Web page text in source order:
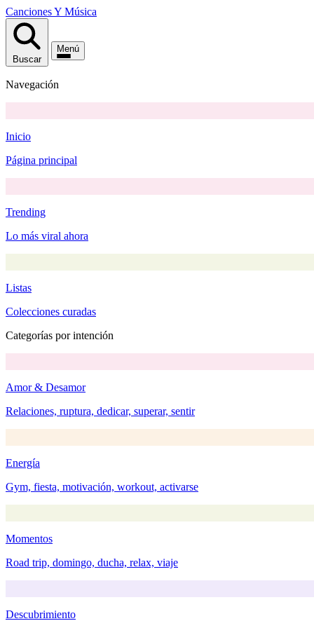
CancionesY Música
Buscar
Menú
Navegación
Inicio
Página principal
Trending
Lo más viral ahora
Listas
Colecciones curadas
Categorías por intención
Amor & Desamor
Relaciones, ruptura, dedicar, superar, sentir
Energía
Gym, fiesta, motivación, workout, activarse
Momentos
Road trip, domingo, ducha, relax, viaje
Descubrimiento